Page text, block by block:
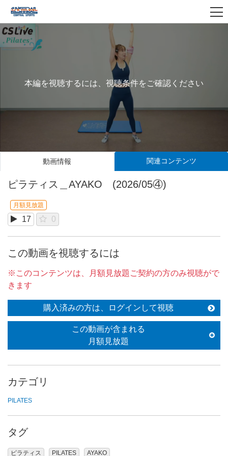
本編を視聴するには、視聴条件をご確認ください
動画情報 関連コンテンツ
ピラティス＿AYAKO (2026/05④)
月額見放題
17 0
この動画を視聴するには
※このコンテンツは、月額見放題ご契約の方のみ視聴がで
きます
購入済みの方は、ログインして視聴
この動画が含まれる
月額見放題
カテゴリ
PILATES
タグ
ピラティス PILATES AYAKO